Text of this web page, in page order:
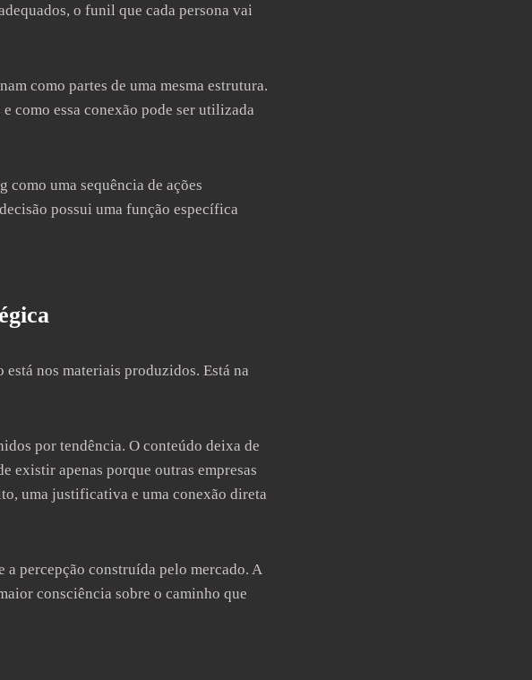
o funil que cada persona vai
como partes de uma mesma estrutura.
como essa conexão pode ser utilizada
como uma sequência de ações
possui uma função específica
nos materiais produzidos. Está na
por tendência. O conteúdo deixa de
existir apenas porque outras empresas
uma justificativa e uma conexão direta
a percepção construída pelo mercado. A
consciência sobre o caminho que